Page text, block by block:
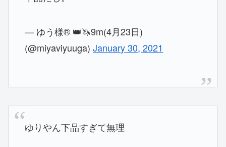
— ゆう様® 👑🦄9m(4月23日)
(@miyaviyuuga)January 30, 2021
ゆりやん下品すぎて無理